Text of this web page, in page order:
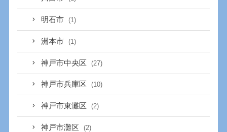
明石市 (1)
洲本市 (1)
神戸市中央区 (27)
神戸市兵庫区 (10)
神戸市東灘区 (2)
神戸市灘区 (2)